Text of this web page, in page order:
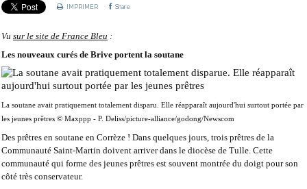
IMPRIMER Share
Vu sur le site de France Bleu :
Les nouveaux curés de Brive portent la soutane
La soutane avait pratiquement totalement disparu. Elle réapparaît aujourd'hui surtout portée par
les jeunes prêtres © Maxppp - P. Deliss/picture-alliance/godong/Newscom
Des prêtres en soutane en Corrèze ! Dans quelques jours, trois prêtres de la
Communauté Saint-Martin doivent arriver dans le diocèse de Tulle. Cette
communauté qui forme des jeunes prêtres est souvent montrée du doigt pour son
côté très conservateur.